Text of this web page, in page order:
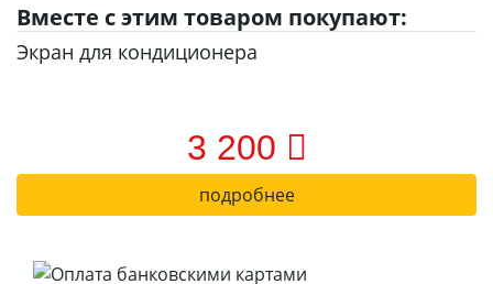
Вместе с этим товаром покупают:
Экран для кондиционера
3 200
подробнее